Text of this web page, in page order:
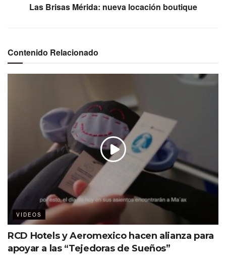
Las Brisas Mérida: nueva locación boutique
Contenido Relacionado
VIDEOS
RCD Hotels y Aeromexico hacen alianza para
apoyar a las “Tejedoras de Sueños”